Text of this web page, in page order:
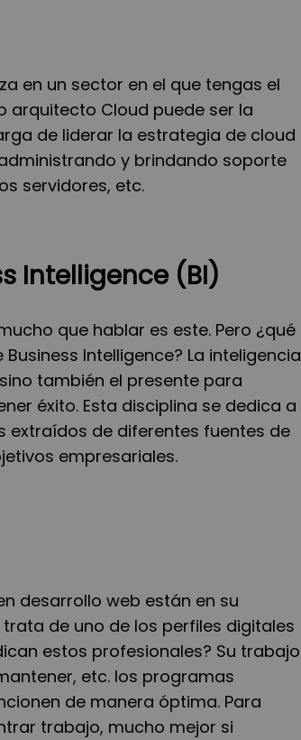
en un sector en el que tengas el
Cloud puede ser la
de liderar la estrategia de cloud
y brindando soporte
servidores, etc.
Intelligence (BI)
que hablar es este. Pero ¿qué
Intelligence? La inteligencia
también el presente para
éxito. Esta disciplina se dedica a
extraídos de diferentes fuentes de
empresariales.
desarrollo web están en su
de uno de los perfiles digitales
estos profesionales? Su trabajo
etc. los programas
de manera óptima. Para
trabajo, mucho mejor si